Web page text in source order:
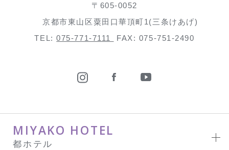
〒605-0052
京都市東山区粟田口華頂町1(三条けあげ)
TEL:075-771-7111 FAX: 075-751-2490
MIYAKO HOTEL
都ホテル